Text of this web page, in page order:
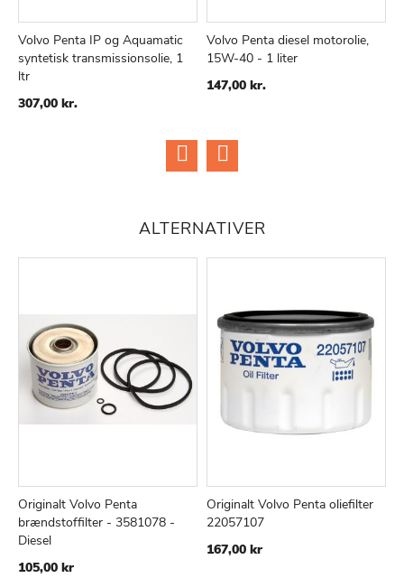
Volvo Penta IP og Aquamatic
syntetisk transmissionsolie, 1
ltr
307,00 kr.
Volvo Penta diesel motorolie,
15W-40 - 1 liter
147,00 kr.
ALTERNATIVER
Læg i kurv
TILFØJSAMMENLIGN
Originalt Volvo Penta
brændstoffilter - 3581078 -
Diesel
105,00 kr
Læg i kurv
Originalt Volvo Penta oliefilter
22057107
167,00 kr